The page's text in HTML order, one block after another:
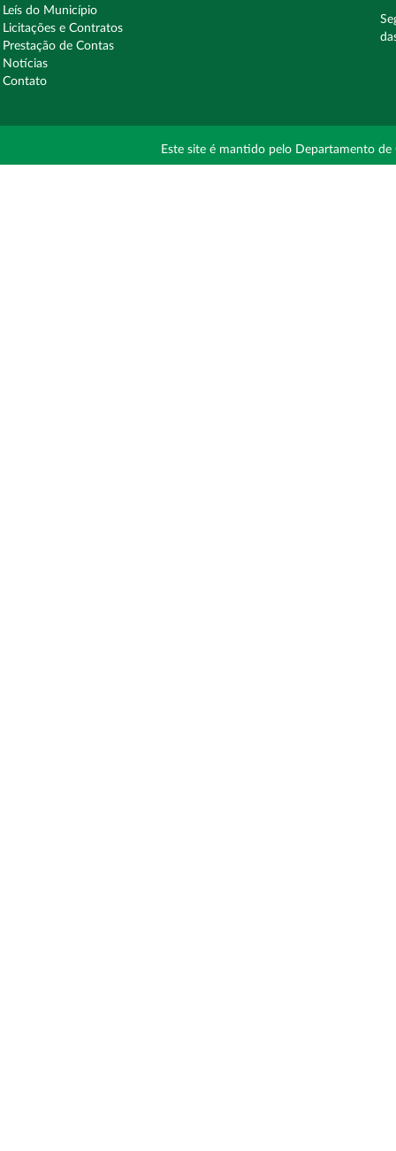
Leís do Município
Licitações e Contratos
Prestação de Contas
Notícias
Contato
Este site é mantido pelo Departamento